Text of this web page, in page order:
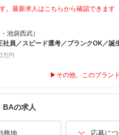
。最新求人はこちらから確認できます
池袋西武）
社員／スピード選考／ブランクOK／誕
万円
▶その他、このブラン
BAの求人
務地 応募に